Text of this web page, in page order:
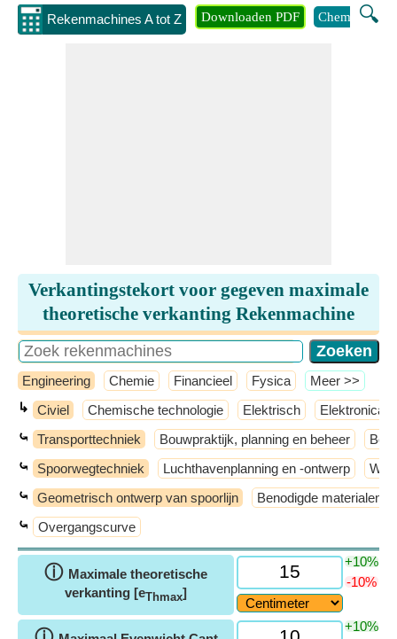
Rekenmachines A tot Z 🔍
Downloaden PDF Chemie
Verkantingstekort voor gegeven maximale
theoretische verkanting Rekenmachine
Engineering Chemie Financieel Fysica ​Meer >>
↳ Civiel Chemische technologie Elektrisch Elektronica
⤿ Transporttechniek Bouwpraktijk, planning en beheer
⤿ Spoorwegtechniek Luchthavenplanning en -ontwerp
⤿ Geometrisch ontwerp van spoorlijn Benodigde materialen
⤿ Overgangscurve
ⓘ Maximale theoretische
verkanting [eThmax]
+10%
-10%
+10%